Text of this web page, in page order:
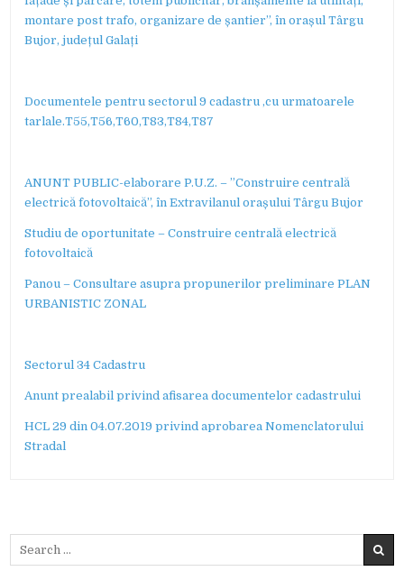
montare post trafo, organizare de șantier”, în orașul Târgu
Bujor, județul Galați
Documentele pentru sectorul 9 cadastru ,cu urmatoarele
tarlale.T55,T56,T60,T83,T84,T87
ANUNT PUBLIC-elaborare P.U.Z. – ”Construire centrală
electrică fotovoltaică”, în Extravilanul orașului Târgu Bujor
Studiu de oportunitate – Construire centrală electrică
fotovoltaică
Panou – Consultare asupra propunerilor preliminare PLAN
URBANISTIC ZONAL
Sectorul 34 Cadastru
Anunt prealabil privind afisarea documentelor cadastrului
HCL 29 din 04.07.2019 privind aprobarea Nomenclatorului
Stradal